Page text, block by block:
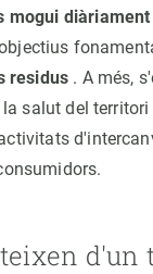
mogui diàriament
residus . A més,
salut del
d'un